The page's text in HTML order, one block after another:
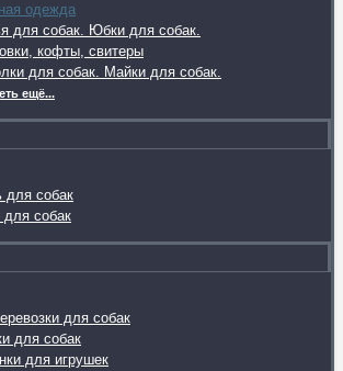
для собак. Юбки для собак.
кофты, свитеры
для собак. Майки для собак.
ещё...
для собак
для собак
для собак
для собак
для игрушек